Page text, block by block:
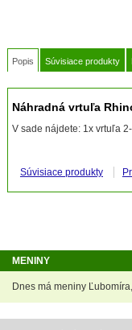
Popis Súvisiace produkty
Náhradná vrtuľa
V sade nájdete: 1x vrtuľa
Súvisiace produkty
MENINY
Dnes má meniny